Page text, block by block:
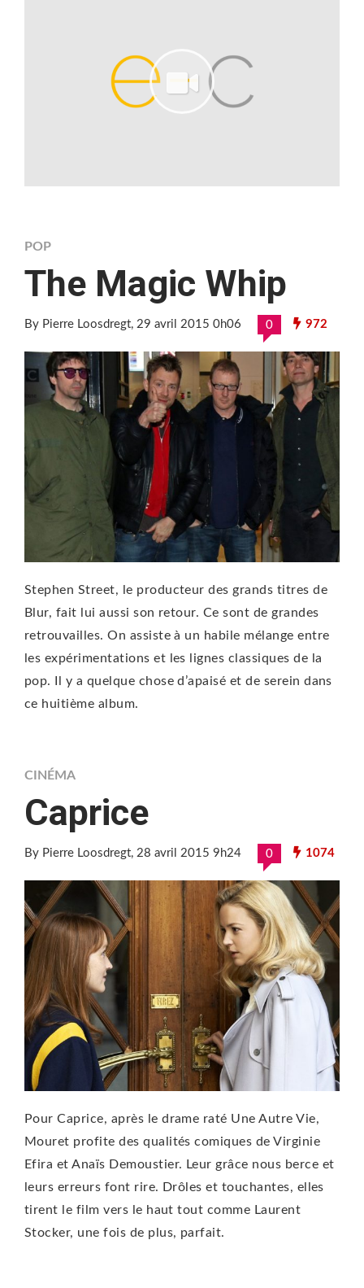
POP
The Magic Whip
By Pierre Loosdregt, 29 avril 2015 0h06 0 972
Stephen Street, le producteur des grands titres de
Blur, fait lui aussi son retour. Ce sont de grandes
retrouvailles. On assiste à un habile mélange entre
les expérimentations et les lignes classiques de la
pop. Il y a quelque chose d’apaisé et de serein dans
ce huitième album.
CINÉMA
Caprice
By Pierre Loosdregt, 28 avril 2015 9h24 0 1074
Pour Caprice, après le drame raté Une Autre Vie,
Mouret profite des qualités comiques de Virginie
Efira et Anaïs Demoustier. Leur grâce nous berce et
leurs erreurs font rire. Drôles et touchantes, elles
tirent le film vers le haut tout comme Laurent
Stocker, une fois de plus, parfait.